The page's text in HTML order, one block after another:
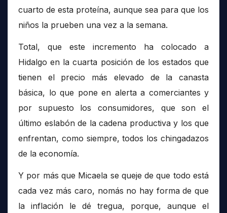
cuarto de esta proteína, aunque sea para que los
niños la prueben una vez a la semana.
Total, que este incremento ha colocado a
Hidalgo en la cuarta posición de los estados que
tienen el precio más elevado de la canasta
básica, lo que pone en alerta a comerciantes y
por supuesto los consumidores, que son el
último eslabón de la cadena productiva y los que
enfrentan, como siempre, todos los chingadazos
de la economía.
Y por más que Micaela se queje de que todo está
cada vez más caro, nomás no hay forma de que
la inflación le dé tregua, porque, aunque el